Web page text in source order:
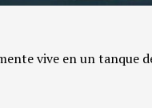
vive en un tanque